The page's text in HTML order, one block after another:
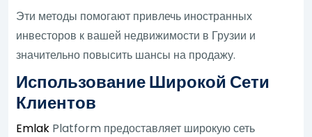
Эти методы помогают привлечь иностранных
инвесторов к вашей недвижимости в Грузии и
значительно повысить шансы на продажу.
Использование Широкой Сети
Клиентов
Emlak Platform предоставляет широкую сеть